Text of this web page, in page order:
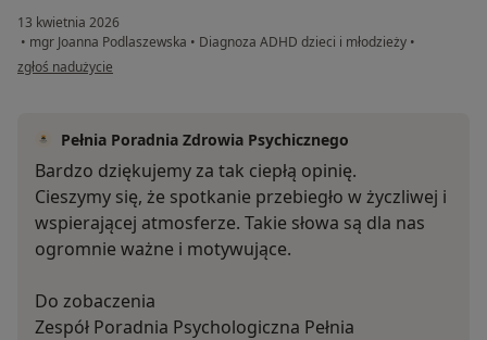
13 kwietnia 2026
• mgr Joanna Podlaszewska • Diagnoza ADHD dzieci i młodzieży •
w opinii użytkownika KW
zgłoś nadużycie
Pełnia Poradnia Zdrowia Psychicznego
Bardzo dziękujemy za tak ciepłą opinię.
Cieszymy się, że spotkanie przebiegło w życzliwej i
wspierającej atmosferze. Takie słowa są dla nas
ogromnie ważne i motywujące.
Do zobaczenia
Zespół Poradnia Psychologiczna Pełnia